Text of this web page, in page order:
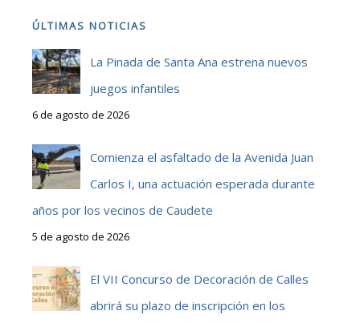
ÚLTIMAS NOTICIAS
La Pinada de Santa Ana estrena nuevos
juegos infantiles
6 de agosto de 2026
Comienza el asfaltado de la Avenida Juan
Carlos I, una actuación esperada durante
años por los vecinos de Caudete
5 de agosto de 2026
El VII Concurso de Decoración de Calles
abrirá su plazo de inscripción en los